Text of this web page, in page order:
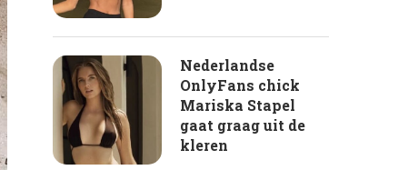
Nederlandse
OnlyFans chick
Mariska Stapel
gaat graag uit de
kleren